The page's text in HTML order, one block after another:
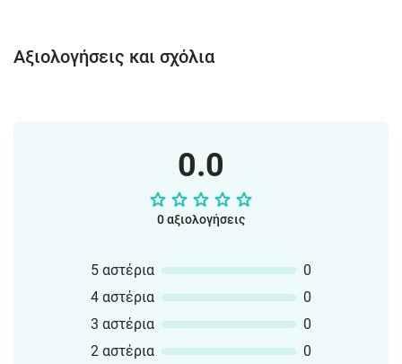
Αξιολογήσεις και σχόλια
0.0
0 αξιολογήσεις
5 αστέρια
0
4 αστέρια
0
3 αστέρια
0
2 αστέρια
0